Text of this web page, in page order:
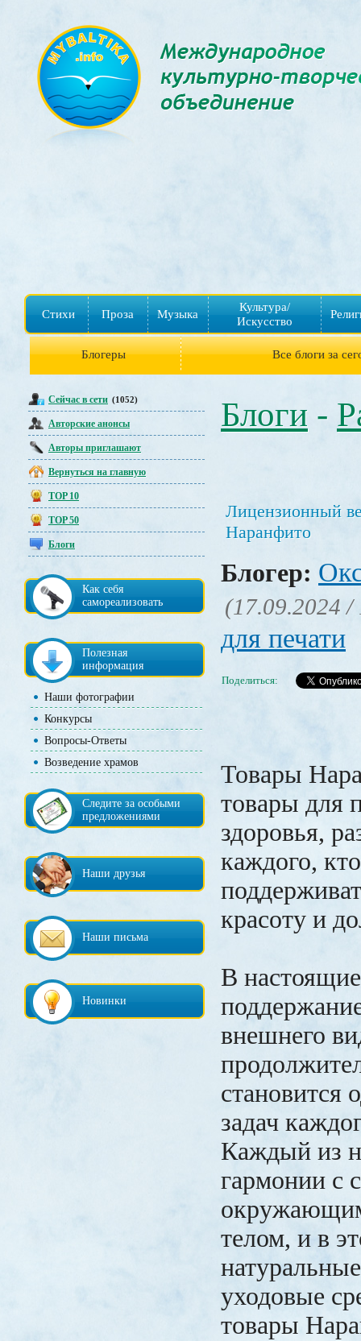
Стихи Проза Музыка
Культура/
Искусство
Блогеры Все блоги за
Сейчас в сети (1052)
Авторские анонсы
Авторы приглашают
Вернуться на главную
TOP 10
TOP 50
Блоги
Как себя
самореализовать
Полезная
информация
Наши фотографии
Конкурсы
Вопросы-Ответы
Возведение храмов
Следите за особыми
предложениями
Наши друзья
Наши письма
Новинки
Блоги -
Лицензионный
Наранфито
Блогер:
(17.09.2024 /
для печати
Поделиться:
Товары
товары для
здоровья,
каждого,
красоту и
В
внешнего
становится
задач
Каждый из
гармонии с
телом, и в
уходовые
товары